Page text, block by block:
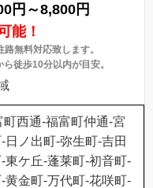
円～8,800円
能！
無料対応致します。
徒歩10分以内が目安。
西通-福富町仲通-宮
日ノ出町-弥生町-吉田
東ケ丘-蓬莱町-初音町-
黄金町-万代町-花咲町-